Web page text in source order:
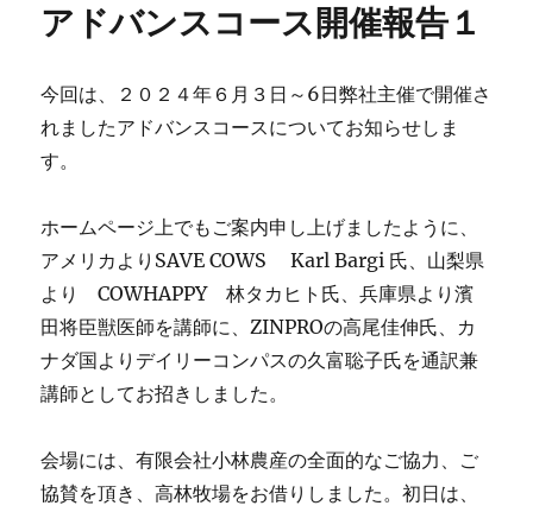
ス
ス
開
２
アドバンスコース開催報告１
今回は、２０２４年６月３日～6日弊社主催で開催さ
れましたアドバンスコースについてお知らせしま
す。
ホームページ上でもご案内申し上げましたように、
アメリカよりSAVE COWS Karl Bargi 氏、山梨県
より COWHAPPY 林タカヒト氏、兵庫県より濱
田将臣獣医師を講師に、ZINPROの高尾佳伸氏、カ
ナダ国よりデイリーコンパスの久富聡子氏を通訳兼
講師としてお招きしました。
会場には、有限会社小林農産の全面的なご協力、ご
協賛を頂き、高林牧場をお借りしました。初日は、